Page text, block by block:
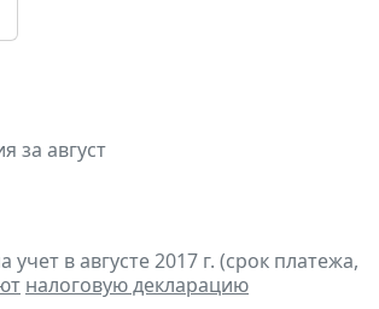
за август
в августе 2017 г. (срок платежа,
налоговую декларацию